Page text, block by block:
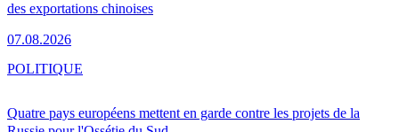
des exportations chinoises
07.08.2026
Quatre pays européens mettent en garde contre les projets de la
POLITIQUE